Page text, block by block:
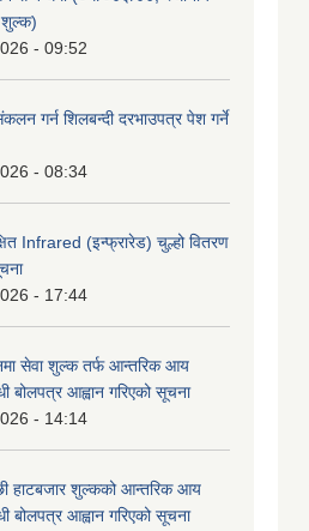
शुल्क)
- 09:52
गर्न शिलबन्दी दरभाउपत्र पेश गर्ने
- 08:34
Infrared (इन्फ्रारेड) चुल्हो वितरण
- 17:44
सेवा शुल्क तर्फ आन्तरिक आय
बोलपत्र आह्वान गरिएको सूचना
- 14:14
हाटबजार शुल्कको आन्तरिक आय
बोलपत्र आह्वान गरिएको सूचना